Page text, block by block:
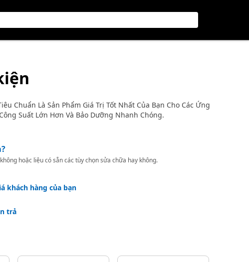
Chuẩn Là Sản Phẩm Giá Trị Tốt Nhất Của Bạn Cho Các Ứng
Suất Lớn Hơn Và Bảo Dưỡng Nhanh Chóng.
hoặc liệu có sẵn các tùy chọn sửa chữa hay không.
khách hàng của bạn
trả